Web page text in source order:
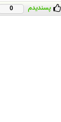
پسندیدم 0